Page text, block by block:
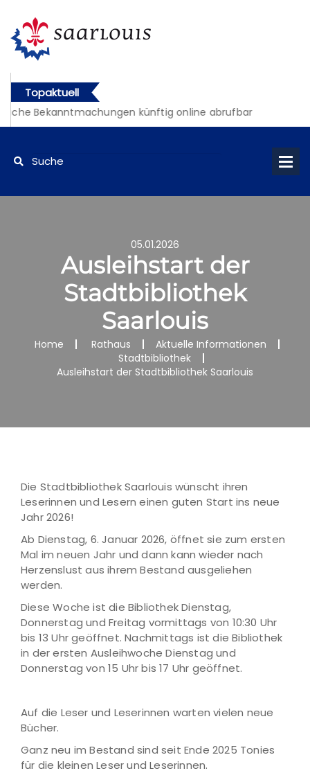
Topaktuell
Bekanntmachungen künftig online abrufbar
05.01.2026
Ausleihstart der
Stadtbibliothek
Saarlouis
Home Rathaus
Aktuelle Informationen
Stadtbibliothek
Ausleihstart der Stadtbibliothek Saarlouis
Die Stadtbibliothek Saarlouis wünscht ihren
Leserinnen und Lesern einen guten Start ins neue
Jahr 2026!
Ab Dienstag, 6. Januar 2026, öffnet sie zum ersten
Mal im neuen Jahr und dann kann wieder nach
Herzenslust aus ihrem Bestand ausgeliehen
werden.
Diese Woche ist die Bibliothek Dienstag,
Donnerstag und Freitag vormittags von 10:30 Uhr
bis 13 Uhr geöffnet. Nachmittags ist die Bibliothek
in der ersten Ausleihwoche Dienstag und
Donnerstag von 15 Uhr bis 17 Uhr geöffnet.
Auf die Leser und Leserinnen warten vielen neue
Bücher.
Ganz neu im Bestand sind seit Ende 2025 Tonies
für die kleinen Leser und Leserinnen.